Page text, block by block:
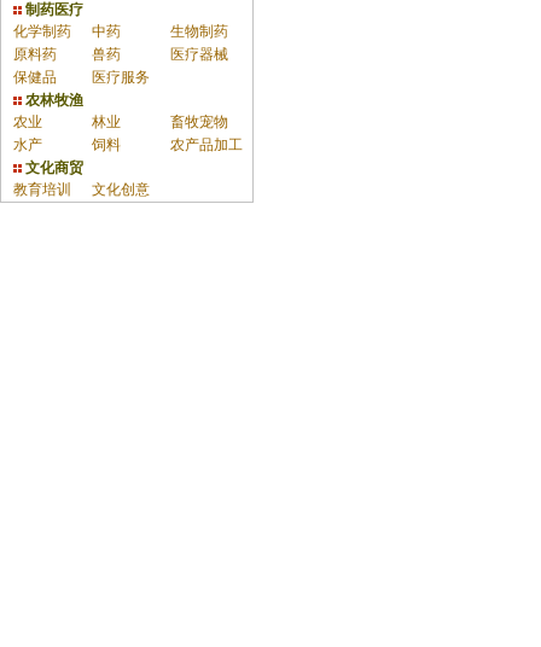
制药医疗
化学制药
中药
生物制药
原料药
兽药
医疗器械
保健品
医疗服务
农林牧渔
农业
林业
畜牧宠物
水产
饲料
农产品加工
文化商贸
教育培训
文化创意